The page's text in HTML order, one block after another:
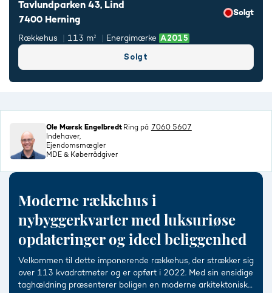
Tavlundparken 43, Lind
7400 Herning
Solgt
Rækkehus 113 m² Energimærke
Solgt
Ole Mærsk Engelbredt
Indehaver,
Ejendomsmægler
MDE & Køberrådgiver
Ring på 7060 5607
Moderne rækkehus i
nybyggerkvarter med luksuriøse
opdateringer og ideel beliggenhed
Velkommen til dette imponerende rækkehus, der strækker sig
over 113 kvadratmeter og er opført i 2022. Med sin ensidige
taghældning præsenterer boligen en moderne arkitektonisk